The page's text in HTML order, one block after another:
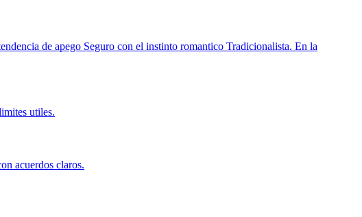
de apego Seguro con el instinto romantico Tradicionalista. En la
utiles.
acuerdos claros.